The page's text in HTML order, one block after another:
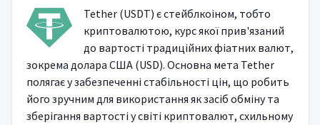
Tether (USDT) є стейблкоіном, тобто
криптовалютою, курс якої прив'язаний
до вартості традиційних фіатних валют,
зокрема долара США (USD). Основна мета Tether
полягає у забезпеченні стабільності цін, що робить
його зручним для використання як засіб обміну та
зберігання вартості у світі криптовалют, схильному